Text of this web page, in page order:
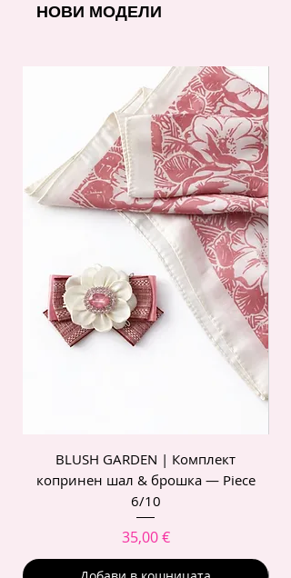
НОВИ МОДЕЛИ
BLUSH GARDEN | Комплект
копринен шал & брошка — Piece
6/10
Цена
35,00 €